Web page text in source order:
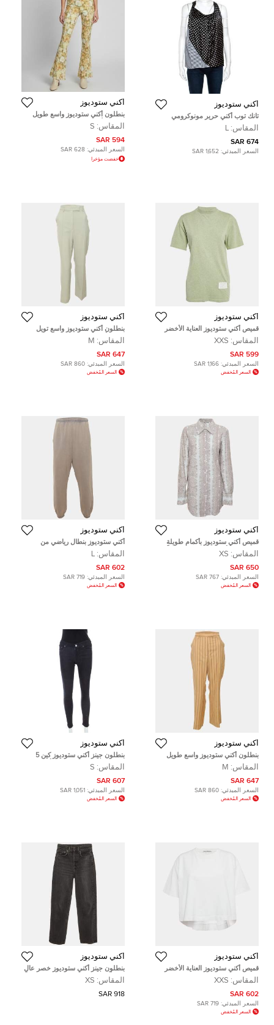
أكني ستوديوز
تانك توب أكني حرير مونوكرومي
منقط ومخطط غير متساوية L
المقاس: L
674 SAR
السعر المبدئي: 1,652 SAR
أكني ستوديوز
بنطلون أكني ستوديوز واسع طويل
غريب الألوان كريب مصبوغ صغير
المقاس: S
594 SAR
السعر المبدئي: 628 SAR
خفضت مؤخرا
أكني ستوديوز
قميص أكني ستوديوز العناية الأخضر
طاقية جيرسي رقبة دائرية XXS
المقاس: XXS
599 SAR
السعر المبدئي: 1,166 SAR
السعر المُخفض
أكني ستوديوز
بنطلون أكني ستوديوز واسع تويل
صوف أخضر فاتح متوسط
المقاس: M
647 SAR
السعر المبدئي: 860 SAR
السعر المُخفض
أكني ستوديوز
قميص أكني ستوديوز بأكمام طويلة
جاكار كاكي/أزرق معدني صغير جداً
المقاس: XS
650 SAR
السعر المبدئي: 767 SAR
السعر المُخفض
أكني ستوديوز
أكني ستوديوز بنطال رياضي من
الفليس المغسول من القطن لونه
فراشي فاتح بمقاس كبير
المقاس: L
602 SAR
السعر المبدئي: 719 SAR
السعر المُخفض
أكني ستوديوز
بنطلون أكني ستوديوز واسع طويل
صوف مخطط متوسط
المقاس: M
647 SAR
السعر المبدئي: 860 SAR
السعر المُخفض
أكني ستوديوز
بنطلون جينز أكني ستوديوز كين 5
كاندي نمط داكن ضيق دنيم أزرق S
المقاس: S
607 SAR
السعر المبدئي: 1,051 SAR
السعر المُخفض
أكني ستوديوز
قميص أكني ستوديوز العناية الأخضر
طاقية جيرسي رقبة دائرية XXS
المقاس: XXS
602 SAR
السعر المبدئي: 719 SAR
السعر المُخفض
أكني ستوديوز
بنطلون جينز أكني ستوديوز خصر عالٍ
دينم أسود صغير
المقاس: XS
918 SAR